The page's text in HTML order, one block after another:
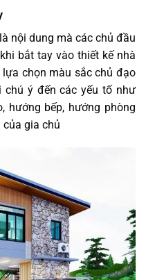
nội dung mà các chủ đầu
bắt tay vào thiết kế nhà
chọn màu sắc chủ đạo
chú ý đến các yếu tố như
hướng bếp, hướng phòng
gia chủ